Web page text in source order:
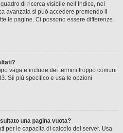
di ricerca visibile nell’Indice, nei
avanzata si può accedere premendo il
le pagine. Ci possono essere differenze
vaga e include dei termini troppo comuni
Sii più specifico e usa le opzioni
una pagina vuota?
per le capacità di calcolo del server. Usa